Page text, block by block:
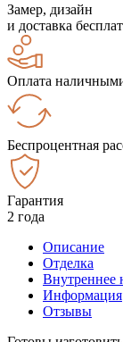
Замер, дизайн
и доставка
Оплата
Беспроцентная
Гарантия
2 года
Описание
Отделка
Внутреннее
Информация
Отзывы